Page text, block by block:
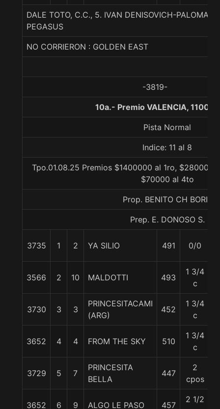
DALE TOTO, C.C., 5. IVAN DENISOVICH-PALOMA
PEGASUS
NO CORRIERON : GOLDEN EAST
-3819-
10a.- Premio VALENCIA, 1100
Pista Normal
Indice: 11 al 8
Tpo.01.08.25 Premios $1400000 al 1ro, $280000
$70000 al 4to
Prop. BENITO CH BORIL
Prep. E. DONOSO S.
3735 1 2 YA SILIO 491 0/0
3566 2 10 MALDOTTI 493
1 3/4
c
3730 3 3
PRINCESITACAMI
(ARG)
452
1 3/4
c
3652 4 4 FROM THE SKY 510
1 3/4
c
3729 5 7
PRINCESITA
BELLA
447
2
cpos
3652 6 9 ALGO LE PASO 457
2 1/2